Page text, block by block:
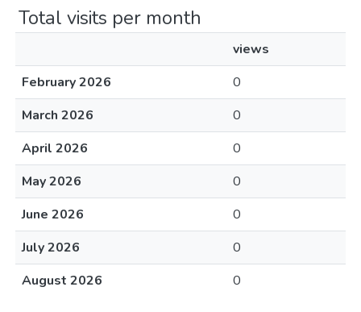
Total visits per month
views
February 2026
0
March 2026
0
April 2026
0
May 2026
0
June 2026
0
July 2026
0
August 2026
0